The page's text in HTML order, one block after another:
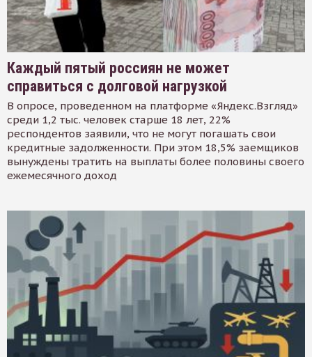
Каждый пятый россиян не может
справиться с долговой нагрузкой
В опросе, проведенном на платформе «Яндекс.Взгляд»
среди 1,2 тыс. человек старше 18 лет, 22%
респондентов заявили, что не могут погашать свои
кредитные задолженности. При этом 18,5% заемщиков
вынуждены тратить на выплаты более половины своего
ежемесячного доход